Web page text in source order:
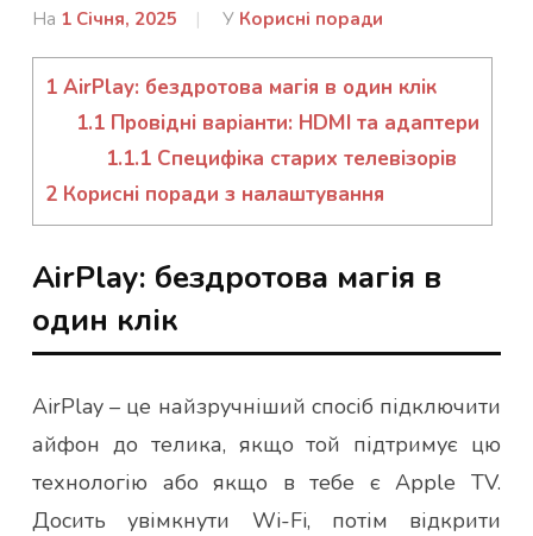
На 1 Січня, 2025
Від
У Корисні поради
1 AirPlay: бездротова магія в один клік
1.1Провідні варіанти: HDMI та адаптери
1.1.1 Специфіка старих телевізорів
2 Корисні поради з налаштування
AirPlay: бездротова магія в
один клік
AirPlay – це найзручніший спосіб підключити
айфон до телика, якщо той підтримує цю
технологію або якщо в тебе є Apple TV.
Досить увімкнути Wi-Fi, потім відкрити